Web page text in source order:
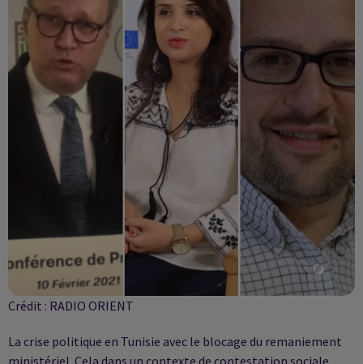
Crédit : RADIO ORIENT
La crise politique en Tunisie avec le blocage du remaniement
ministériel. Cela dans un contexte de contestation sociale.